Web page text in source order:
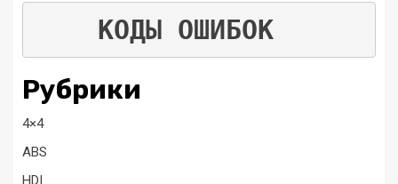
КОДЫ ОШИБОК
Рубрики
4×4
ABS
HDI